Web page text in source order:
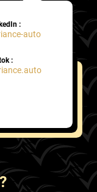
:
auto
: